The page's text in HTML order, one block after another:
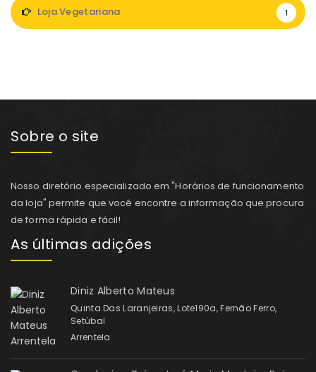
Loja Vegetariana 1
Sobre o site
Nosso diretório especializado em "Horários de funcionamento
da loja" permite que você encontre a informação que procura
de forma rápida e fácil!
As últimas adições
Diniz Alberto Mateus
Quinta Das Laranjeiras, Lote190a, Fernão Ferro,
Setúbal
Arrentela